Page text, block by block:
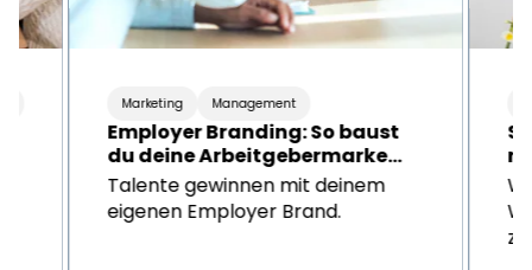
Marketing Management
Employer Branding: So baust
du deine Arbeitgebermarke
auf
Talente gewinnen mit deinem
eigenen Employer Brand.